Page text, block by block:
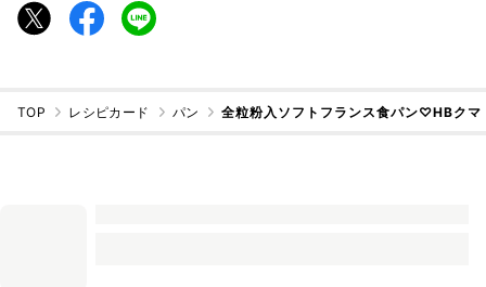
TOP レシピカード パン 全粒粉入ソフトフランス食パン♡HBクマ